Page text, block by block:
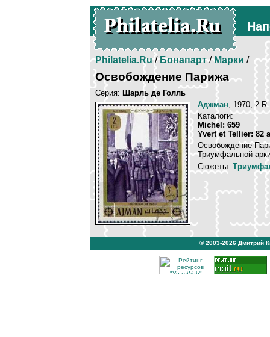
Philatelia.Ru/Бонапарт/Марки /
Освобождение Парижа
Серия: Шарль де Голль
Аджман, 1970, 2
Каталоги:
Michel: 659
Yvert et Tellier: 82
Освобождение
Триумфальной
Сюжеты:
© 2003-2026 Дмитрий